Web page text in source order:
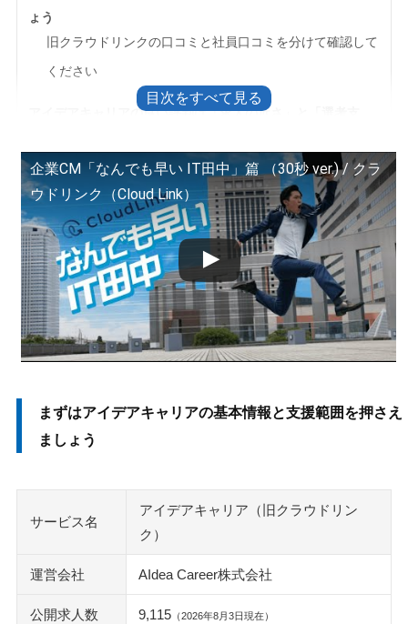
ょう
旧クラウドリンクの口コミと社員口コミを分けて確認して
ください
アイデアキャリアの良い評判は「求人の近さ」と「選考支
求人票だけで判断せず、仕事内容と働き方まで聞きましょ
う
悪い評判で気をつけたいのは求人数と連絡頻度です
電話が多いと感じたら最初にルールを決めてください
地方求人やリモート希望は条件を分けて確認しましょう
公式実績は魅力だけでなく集計条件も見て判断しましょう
進めます
退会・ログインで迷ったら応募状況を先に確認します
アイデアキャリアが合う人・他社も見た方がいい人
まとめ：自社側へ移りたいなら条件を3つに絞って相談しまし
テックゴー
社内SE転職ナビ
企業CM「なんでも早い IT田中」篇 （30秒 ver.) / クラ
ウドリンク（Cloud Link）
まずはアイデアキャリアの基本情報と支援範囲を押さえ
ましょう
サービス名
アイデアキャリア（旧クラウドリン
ク）
運営会社 AIdea Career株式会社
公開求人数 9,115 （2026年8月3日現在）